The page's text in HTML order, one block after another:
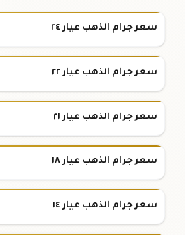
سعر جرام الذهب عيار ٢٤
سعر جرام الذهب عيار ٢٢
سعر جرام الذهب عيار ٢١
سعر جرام الذهب عيار ١٨
سعر جرام الذهب عيار ١٤